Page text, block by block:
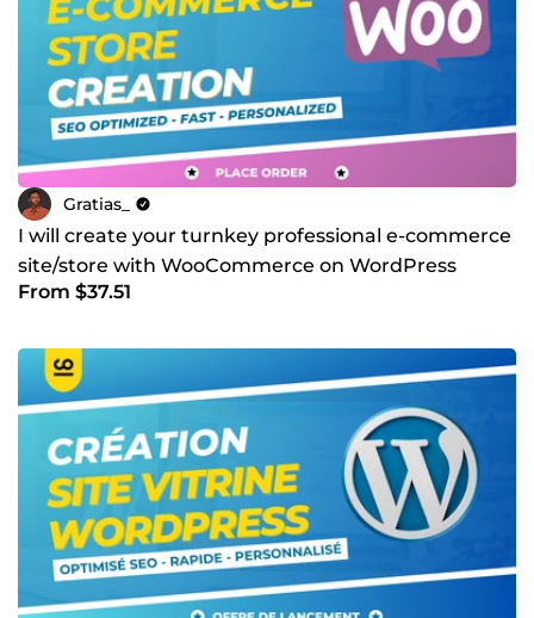
Gratias_
I will create your turnkey professional e-commerce
site/store with WooCommerce on WordPress
From $37.51